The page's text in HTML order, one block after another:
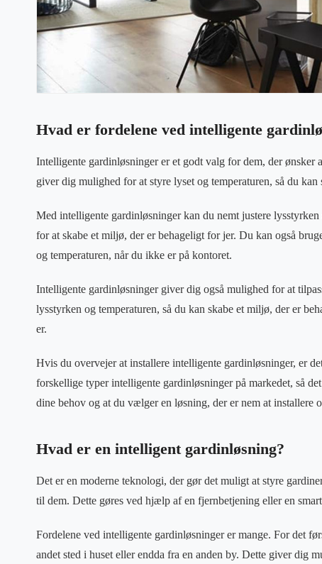
Hvad er fordelene ved intelligente
Intelligente gardinløsninger er et godt valg for dem, der ønsker
giver dig mulighed for at styre lyset og temperaturen, så du
Med intelligente gardinløsninger kan du nemt justere
for at skabe et miljø, der er behageligt for jer. Du kan også
og temperaturen, når du ikke er på kontoret.
Intelligente gardinløsninger giver dig også mulighed for at
lysstyrken og temperaturen, så du kan skabe et miljø, der er
er.
Hvis du overvejer at installere intelligente gardinløsninger, er
forskellige typer intelligente gardinløsninger på markedet, så
dine behov og at du vælger en løsning, der er nem at installere
Hvad er en intelligent gardinløsning?
Det er en moderne teknologi, der gør det muligt at styre
til dem. Dette gøres ved hjælp af en fjernbetjening eller en
Fordelene ved intelligente gardinløsninger er mange. For det
andet sted i huset eller endda fra en anden by. Dette giver dig